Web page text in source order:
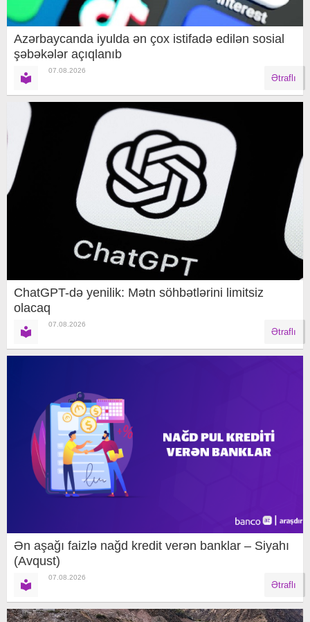
Azərbaycanda iyulda ən çox istifadə edilən sosial
şəbəkələr açıqlanıb
07.08.2026
Ətraflı
ChatGPT-də yenilik: Mətn söhbətlərini limitsiz
olacaq
07.08.2026
Ətraflı
Ən aşağı faizlə nağd kredit verən banklar – Siyahı
(Avqust)
07.08.2026
Ətraflı